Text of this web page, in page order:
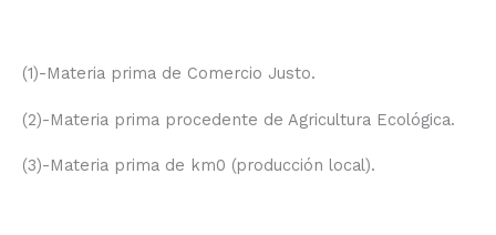
(1)-Materia prima de Comercio Justo.
(2)-Materia prima procedente de Agricultura Ecológica.
(3)-Materia prima de km0 (producción local).